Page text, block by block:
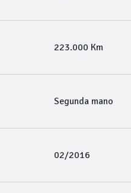
223.000 Km
Segunda mano
02/2016